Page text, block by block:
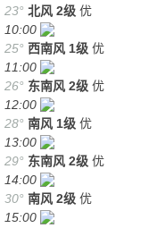
23° 北风 2级 优
10:00
25° 西南风 1级 优
11:00
26° 东南风 2级 优
12:00
28° 南风 1级 优
13:00
29° 东南风 2级 优
14:00
30° 南风 2级 优
15:00